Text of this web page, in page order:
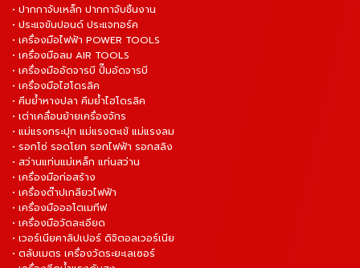
• ปากกาจับเหล็ก ปากกาจับชิ้นงาน
• ประแจขันปอนด์ ประแจทอร์ค
• เครื่องมือไฟฟ้า POWER TOOLS
• เครื่องมือลม AIR TOOLS
• เครื่องมืออัดจารบี ปั๊มอัดจารบี
• เครื่องมือไฮโดรลิค
• คีมย้ำหางปลา คีมย้ำไฮโดรลิค
• เต่าเคลื่อนย้ายเครื่องจักร
• แม่แรงกระปุก แม่แรงตะเข้ แม่แรงลม
• รอกโซ่ รอดโยก รอกไฟฟ้า รอกสลิง
• สว่านแท่นแม่เหล็ก แท่นสว่าน
• เครื่องมือก่อสร้าง
• เครื่องต๊าปเกลียวไฟฟ้า
• เครื่องมือออโตเมทีฟ
• เครื่องมือวัดละเอียด
• เวอร์เนียคาลิปเปอร์ ดิจิตอลเวอร์เนีย
• ตลับเมตร เครื่องวัดระยะเลเซอร์